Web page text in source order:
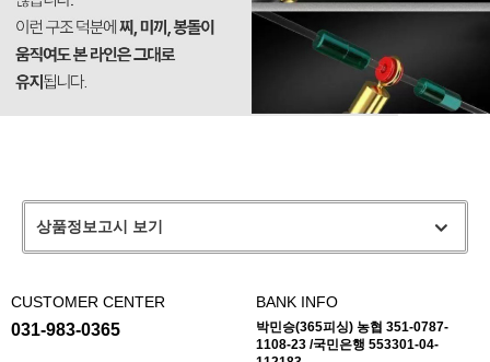
상품정보고시 보기
CUSTOMER CENTER
031-983-0365
BANK INFO
박민승(365피싱) 농협 351-0787-
1108-23 /국민은행 553301-04-